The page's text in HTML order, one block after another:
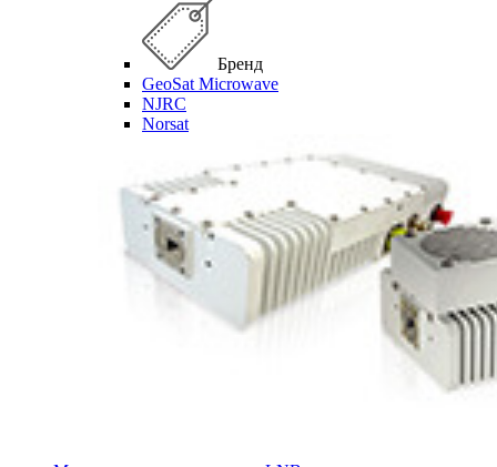
Бренд
GeoSat Microwave
NJRC
Norsat